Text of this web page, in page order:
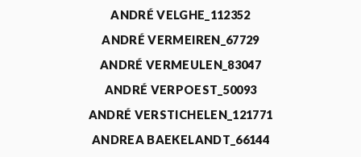
ANDRÉ VELGHE_112352
ANDRÉ VERMEIREN_67729
ANDRÉ VERMEULEN_83047
ANDRÉ VERPOEST_50093
ANDRÉ VERSTICHELEN_121771
ANDREA BAEKELANDT_66144